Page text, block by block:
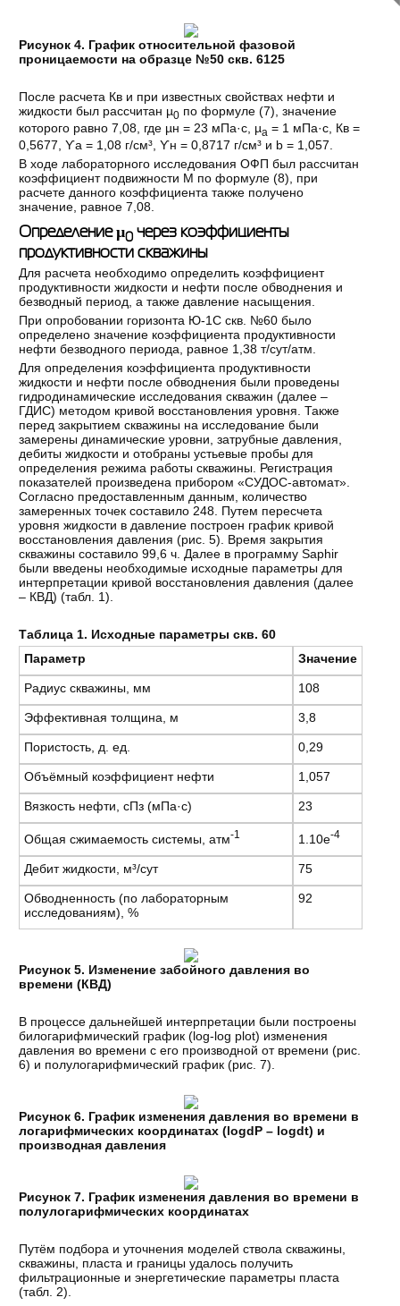
Рисунок 4. График относительной фазовой
проницаемости на образце №50 скв. 6125
После расчета Кв и при известных свойствах нефти и
жидкости был рассчитан µ0 по формуле (7), значение
которого равно 7,08, где µн = 23 мПа·с, µа = 1 мПа·с, Кв =
0,5677, ϒа = 1,08 г/см³, ϒн = 0,8717 г/см³ и b = 1,057.
В ходе лабораторного исследования ОФП был рассчитан
коэффициент подвижности М по формуле (8), при
расчете данного коэффициента также получено
значение, равное 7,08.
Определение µ0 через коэффициенты
продуктивности скважины
Для расчета необходимо определить коэффициент
продуктивности жидкости и нефти после обводнения и
безводный период, а также давление насыщения.
При опробовании горизонта Ю-1С скв. №60 было
определено значение коэффициента продуктивности
нефти безводного периода, равное 1,38 т/сут/атм.
Для определения коэффициента продуктивности
жидкости и нефти после обводнения были проведены
гидродинамические исследования скважин (далее –
ГДИС) методом кривой восстановления уровня. Также
перед закрытием скважины на исследование были
замерены динамические уровни, затрубные давления,
дебиты жидкости и отобраны устьевые пробы для
определения режима работы скважины. Регистрация
показателей произведена прибором «СУДОС-автомат».
Согласно предоставленным данным, количество
замеренных точек составило 248. Путем пересчета
уровня жидкости в давление построен график кривой
восстановления давления (рис. 5). Время закрытия
скважины составило 99,6 ч. Далее в программу Saphir
были введены необходимые исходные параметры для
интерпретации кривой восстановления давления (далее
– КВД) (табл. 1).
Таблица 1. Исходные параметры скв. 60
Параметр
Значение
Радиус скважины, мм 108
Эффективная толщина, м 3,8
Пористость, д. ед. 0,29
Объёмный коэффициент нефти 1,057
Вязкость нефти, сПз (мПа·с) 23
Общая сжимаемость системы, атм-1 1.10e-4
Дебит жидкости, м³/сут 75
Обводненность (по лабораторным
исследованиям), %
92
Рисунок 5. Изменение забойного давления во
времени (КВД)
В процессе дальнейшей интерпретации были построены
билогарифмический график (log-log plot) изменения
давления во времени с его производной от времени (рис.
6) и полулогарифмический график (рис. 7).
Рисунок 6. График изменения давления во времени в
логарифмических координатах (logdP – logdt) и
производная давления
Рисунок 7. График изменения давления во времени в
полулогарифмических координатах
Путём подбора и уточнения моделей ствола скважины,
скважины, пласта и границы удалось получить
фильтрационные и энергетические параметры пласта
(табл. 2).